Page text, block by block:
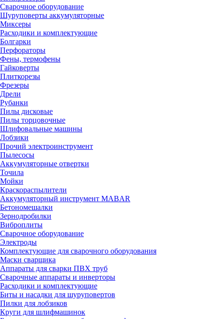
Сварочное оборудование
Шуруповерты аккумуляторные
Миксеры
Расходики и комплектующие
Болгарки
Перфораторы
Фены, термофены
Гайковерты
Плиткорезы
Фрезеры
Дрели
Рубанки
Пилы дисковые
Пилы торцовочные
Шлифовальные машины
Лобзики
Прочий электроинструмент
Пылесосы
Аккумуляторные отвертки
Точила
Мойки
Краскораспылители
Аккумуляторный инструмент MABAR
Бетономешалки
Зернодробилки
Виброплиты
Сварочное оборудование
Электроды
Комплектующие для сварочного оборудования
Маски сварщика
Аппараты для сварки ПВХ труб
Сварочные аппараты и инверторы
Расходики и комплектующие
Биты и насадки для шуруповертов
Пилки для лобзиков
Круги для шлифмашинок